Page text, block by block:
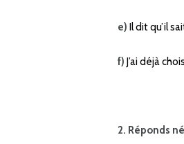
e) Il dit qu’il
f) J’ai déjà
2. Réponds